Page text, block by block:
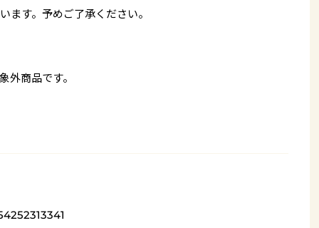
ます。予めご了承ください。
外商品です。